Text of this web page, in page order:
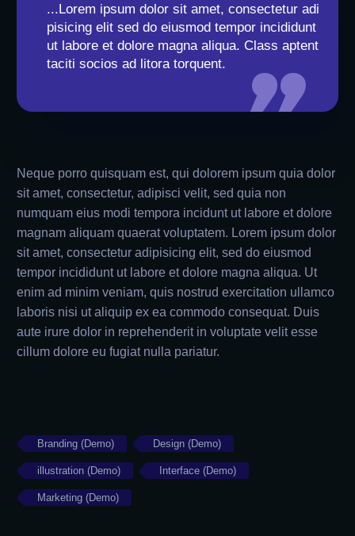
...Lorem ipsum dolor sit amet, consectetur adi
pisicing elit sed do eiusmod tempor incididunt
ut labore et dolore magna aliqua. Class aptent
taciti socios ad litora torquent.
Neque porro quisquam est, qui dolorem ipsum quia dolor
sit amet, consectetur, adipisci velit, sed quia non
numquam eius modi tempora incidunt ut labore et dolore
magnam aliquam quaerat voluptatem. Lorem ipsum dolor
sit amet, consectetur adipisicing elit, sed do eiusmod
tempor incididunt ut labore et dolore magna aliqua. Ut
enim ad minim veniam, quis nostrud exercitation ullamco
laboris nisi ut aliquip ex ea commodo consequat. Duis
aute irure dolor in reprehenderit in voluptate velit esse
cillum dolore eu fugiat nulla pariatur.
Branding (Demo) Design (Demo)
illustration (Demo) Interface (Demo)
Marketing (Demo)